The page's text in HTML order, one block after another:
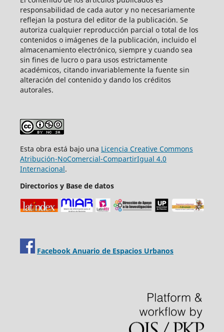
responsabilidad de cada autor y no necesariamente
reflejan la postura del editor de la publicación. Se
autoriza cualquier reproducción parcial o total de los
contenidos o imágenes de la publicación, incluido el
almacenamiento electrónico, siempre y cuando sea
sin fines de lucro o para usos estrictamente
académicos, citando invariablemente la fuente sin
alteración del contenido y dando los créditos
autorales.
Esta obra está bajo una Licencia Creative Commons
Atribución-NoComercial-CompartirIgual 4.0
Internacional.
Directorios y Base de datos
Facebook Anuario de Espacios Urbanos